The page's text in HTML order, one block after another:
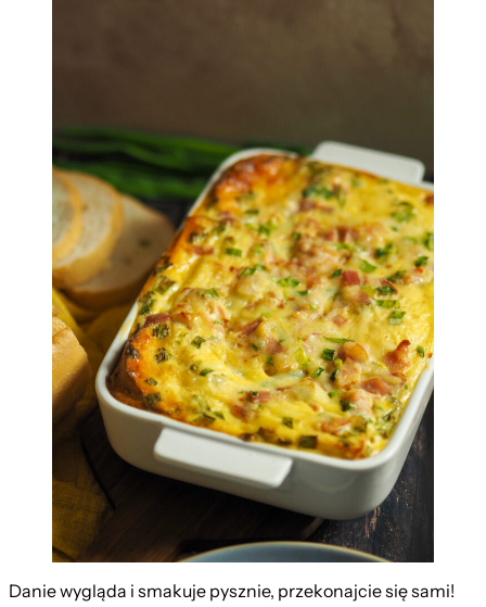
Danie wygląda i smakuje pysznie, przekonajcie się sami!